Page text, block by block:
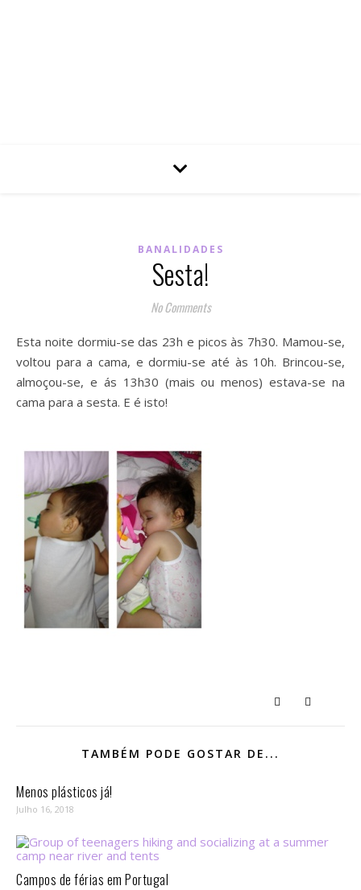
BANALIDADES
Sesta!
No Comments
Esta noite dormiu-se das 23h e picos às 7h30. Mamou-se,
voltou para a cama, e dormiu-se até às 10h. Brincou-se,
almoçou-se, e ás 13h30 (mais ou menos) estava-se na
cama para a sesta. E é isto!
TAMBÉM PODE GOSTAR DE...
Menos plásticos já!
Julho 16, 2018
Campos de férias em Portugal